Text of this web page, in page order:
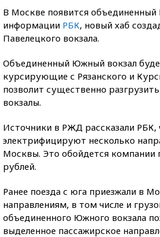
В Москве появится
информации РБК, новый хаб
Павелецкого вокзала.
Объединенный Южный вокзал
курсирующие с Рязанского и
позволит существенно
вокзалы.
Источники в РЖД рассказали РБК,
электрифицируют несколько
Москвы. Это обойдется
рублей.
Ранее поезда с юга приезжали в
направлениям, в том числе и
объединенного Южного вокзала
выделенное пассажирское